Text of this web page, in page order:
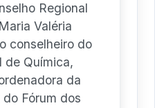
Regional
Valéria
conselheiro do
de Química,
da
Fórum dos